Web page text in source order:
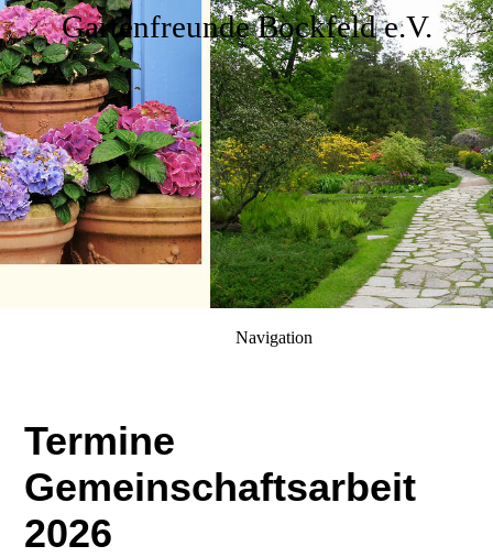
Gartenfreunde Bockfeld e.V.
Navigation
Termine
Gemeinschaftsarbeit
2026